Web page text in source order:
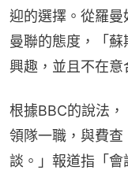
迎的選擇。從羅
曼聯的態度，「
興趣，並且不在意
根據BBC的說法
領隊一職，與費
談。」報道指「